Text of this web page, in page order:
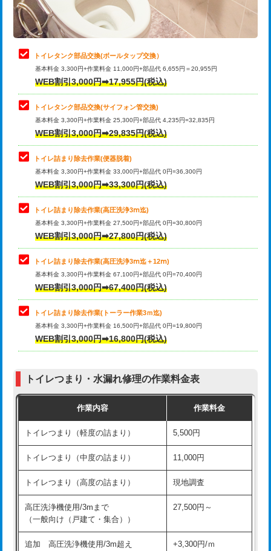
トイレタンク部品交換(ボールタップ交換）
基本料金 3,300円+作業料金 11,000円+部品代 6,655円＝20,955円
WEB割引3,000円➡17,955円(税込)
トイレタンク部品交換(サイフォン管交換)
基本料金 3,300円+作業料金 25,300円+部品代 4,235円=32,835円
WEB割引3,000円➡29,835円(税込)
トイレ詰まり除去作業(便器脱着)
基本料金 3,300円+作業料金 33,000円+部品代 0円=36,300円
WEB割引3,000円➡33,300円(税込)
トイレ詰まり除去作業(高圧洗浄3ⅿ迄)
基本料金 3,300円+作業料金 27,500円+部品代 0円=30,800円
WEB割引3,000円➡27,800円(税込)
トイレ詰まり除去作業(高圧洗浄3ⅿ迄＋12ⅿ)
基本料金 3,300円+作業料金 67,100円+部品代 0円=70,400円
WEB割引3,000円➡67,400円(税込)
トイレ詰まり除去作業(トーラー作業3ｍ迄)
基本料金 3,300円+作業料金 16,500円+部品代 0円=19,800円
WEB割引3,000円➡16,800円(税込)
トイレつまり・水漏れ修理の作業料金表
作業内容 作業料金
トイレつまり（軽度の詰まり） 5,500円
トイレつまり（中度の詰まり） 11,000円
トイレつまり（高度の詰まり） 現地調査
高圧洗浄機使用/3mまで
（一般向け（戸建て・集合））
27,500円～
追加 高圧洗浄機使用/3m超え
+3,300円/ｍ